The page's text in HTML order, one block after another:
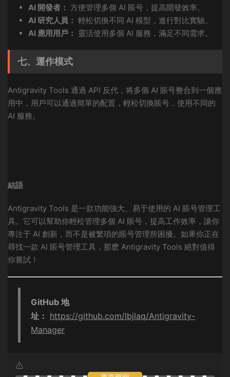
AI 開發者： 方便管理多個 AI 賬号，提高開發效率。
AI 研究人員： 輕松切換不同 AI 模型，進行對比實驗。
AI 應用用戶： 靈活使用多個 AI 服務，滿足不同需求。
七、運作模式
Antigravity Tools 通過 API 反代，将多個 AI 賬号整合到一個應
用中，用戶可以通過簡單的配置，輕松切換賬号，使用不同的
AI 服務。
結語
Antigravity Tools 是一款功能強大、易于使用的 AI 賬号管理工
具。它可以幫助你輕松管理多個 AI 賬号，提高工作效率，讓你
專注于 AI 創新，而不是被繁瑣的賬号管理所困擾。如果你正在
尋找一款 AI 賬号管理工具，那麽 Antigravity Tools 絕對值得
你嘗試！
GitHub 地
址： https://github.com/lbjlaq/Antigravity-
Manager